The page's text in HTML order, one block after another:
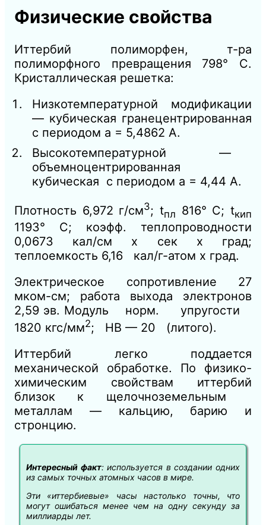
Физические свойства
Иттербий полиморфен, т-ра
полиморфного превращения 798° С.
Кристаллическая решетка:
Низкотемпературной модификации
— кубическая гранецентрированная
с периодом а = 5,4862 А.
Высокотемпературной —
объемноцентрированная
кубическая с периодом а = 4,44 А.
Плотность 6,972 г/см3; tпл 816° С; tкип
1193° С; коэфф. теплопроводности
0,0673 кал/см х сек х град;
теплоемкость 6,16 кал/г-атом х град.
Электрическое сопротивление 27
мком-см; работа выхода электронов
2,59 эв. Модуль норм. упругости
1820 кгс/мм2; НВ — 20 (литого).
Иттербий легко поддается
механической обработке. По физико-
химическим свойствам иттербий
близок к щелочноземельным
металлам — кальцию, барию и
стронцию.
Интересный факт: используется в создании одних
из самых точных атомных часов в мире.
Эти «иттербиевые» часы настолько точны, что
могут ошибаться менее чем на одну секунду за
миллиарды лет.